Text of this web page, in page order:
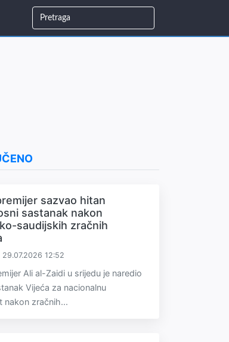
sazvao hitan
sastanak nakon
saudijskih zračnih
29.07.2026 12:52
Ali al-Zaidi u srijedu je naredio
Vijeća za nacionalnu
nakon zračnih...